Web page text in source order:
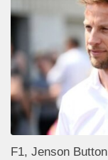
F1, Jenson